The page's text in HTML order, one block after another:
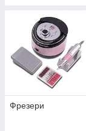
Фрезери